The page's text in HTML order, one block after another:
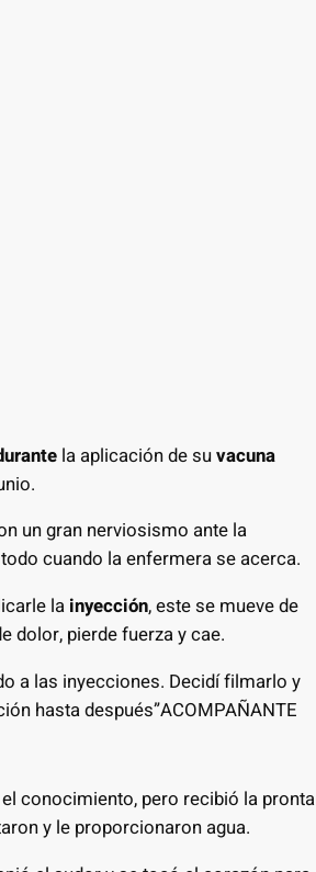
la aplicación de suvacuna
un gran nerviosismo ante la
cuando la enfermera se acerca.
lainyección, este se mueve de
dolor, pierde fuerza y cae.
a las inyecciones. Decidí filmarlo y
hasta después”ACOMPAÑANTE
conocimiento, pero recibió la pronta
y le proporcionaron agua.